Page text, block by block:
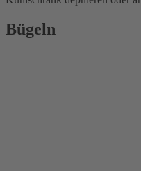
Bügeln